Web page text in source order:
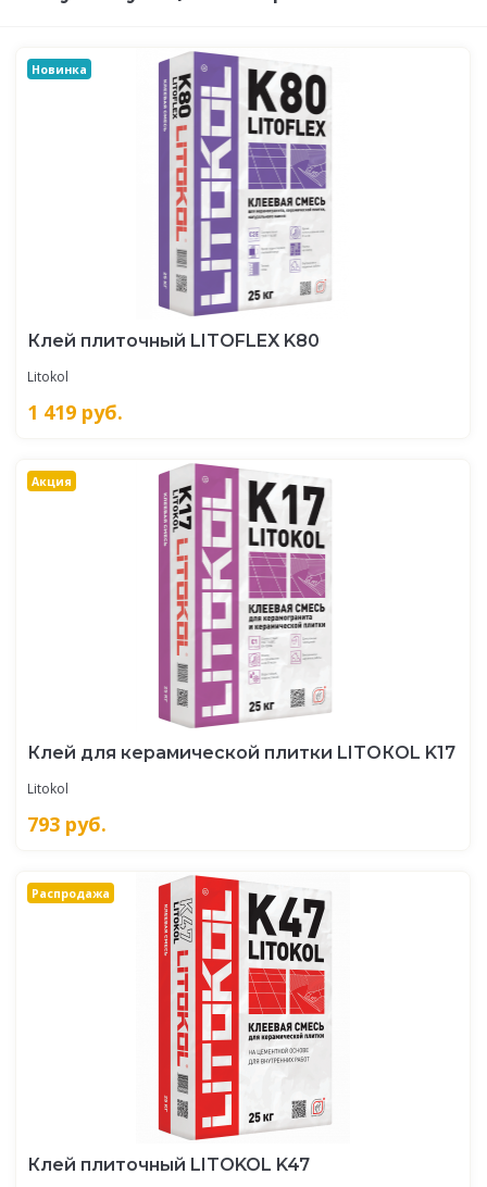
Новинка
Клей плиточный LITOFLEX K80
Litokol
1 419 руб.
Акция
Клей для керамической плитки LITOКOL K17
Litokol
793 руб.
Распродажа
Клей плиточный LITOKOL K47